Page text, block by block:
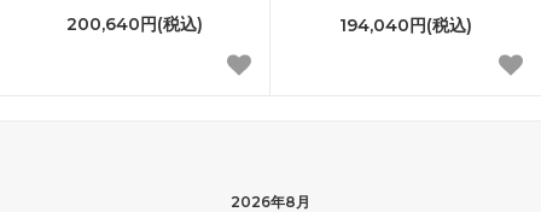
200,640円(税込) 194,040円(税込)
2026年8月